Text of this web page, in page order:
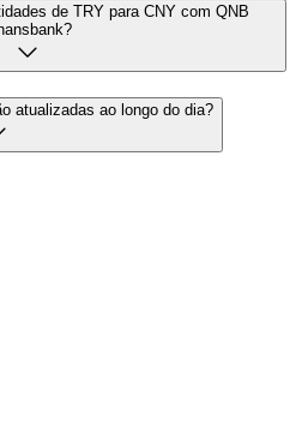
de TRY para CNY com QNB
atualizadas ao longo do dia?